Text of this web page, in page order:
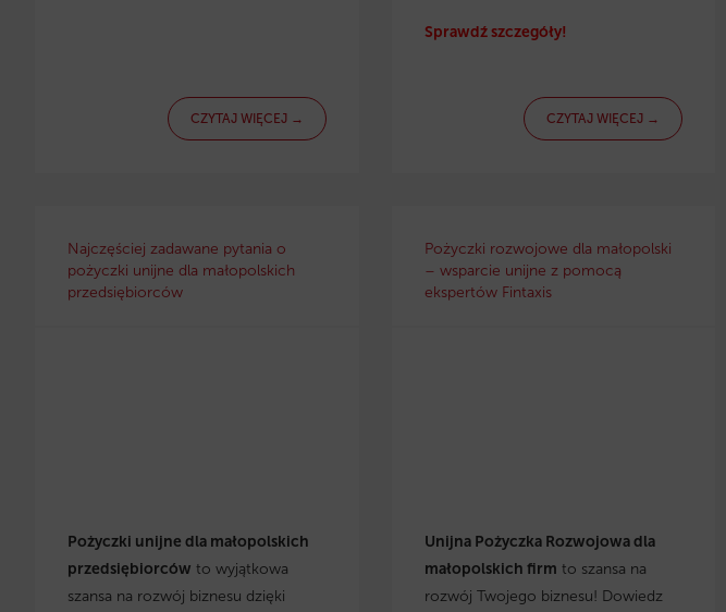
CZYTAJ WIĘCEJ →
Sprawdź szczegóły!
CZYTAJ WIĘCEJ →
Najczęściej zadawane pytania o
pożyczki unijne dla małopolskich
przedsiębiorców
Pożyczki unijne dla małopolskich
przedsiębiorców to wyjątkowa
szansa na rozwój biznesu dzięki
Pożyczki rozwojowe dla małopolski
– wsparcie unijne z pomocą
ekspertów Fintaxis
Unijna Pożyczka Rozwojowa dla
małopolskich firm to szansa na
rozwój Twojego biznesu! Dowiedz